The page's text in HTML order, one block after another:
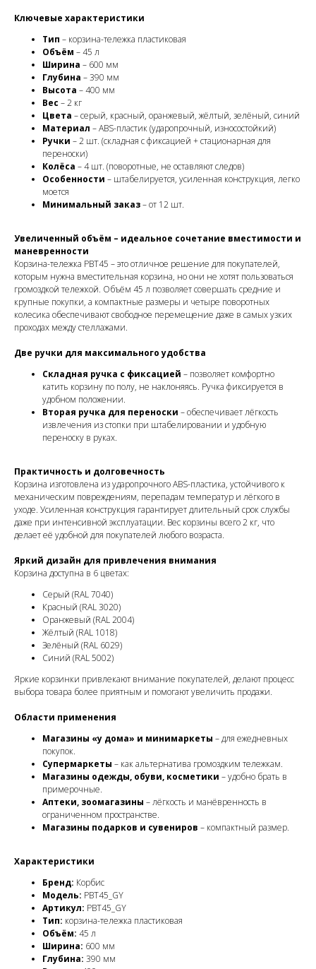
Ключевые характеристики
Тип – корзина-тележка пластиковая
Объём – 45 л
Ширина – 600 мм
Глубина – 390 мм
Высота – 400 мм
Вес – 2 кг
Цвета – серый, красный, оранжевый, жёлтый, зелёный, синий
Материал – ABS-пластик (ударопрочный, износостойкий)
Ручки – 2 шт. (складная с фиксацией + стационарная для
переноски)
Колёса – 4 шт. (поворотные, не оставляют следов)
Особенности – штабелируется, усиленная конструкция, легко
моется
Минимальный заказ– от 12 шт.
Увеличенный объём – идеальное сочетание вместимости и
маневренности
Корзина-тележка PBT45 – это отличное решение для покупателей,
которым нужна вместительная корзина, но они не хотят пользоваться
громоздкой тележкой. Объём 45 л позволяет совершать средние и
крупные покупки, а компактные размеры и четыре поворотных
колесика обеспечивают свободное перемещение даже в самых узких
проходах между стеллажами.
Две ручки для максимального удобства
Складная ручка с фиксацией – позволяет комфортно
катить корзину по полу, не наклоняясь. Ручка фиксируется в
удобном положении.
Вторая ручка для переноски – обеспечивает лёгкость
извлечения из стопки при штабелировании и удобную
переноску в руках.
Практичность и долговечность
Корзина изготовлена из ударопрочного ABS-пластика, устойчивого к
механическим повреждениям, перепадам температур и лёгкого в
уходе. Усиленная конструкция гарантирует длительный срок службы
даже при интенсивной эксплуатации. Вес корзины всего 2 кг, что
делает её удобной для покупателей любого возраста.
Яркий дизайн для привлечения внимания
Корзина доступна в 6 цветах:
Серый (RAL 7040)
Красный (RAL 3020)
Оранжевый (RAL 2004)
Жёлтый (RAL 1018)
Зелёный (RAL 6029)
Синий (RAL 5002)
Яркие корзинки привлекают внимание покупателей, делают процесс
выбора товара более приятным и помогают увеличить продажи.
Области применения
Магазины «у дома» и минимаркеты – для ежедневных
покупок.
Супермаркеты – как альтернатива громоздким тележкам.
Магазины одежды, обуви, косметики – удобно брать в
примерочные.
Аптеки, зоомагазины – лёгкость и манёвренность в
ограниченном пространстве.
Магазины подарков и сувениров – компактный размер.
Характеристики
Бренд: Корбис
Модель: PBT45_GY
Артикул: PBT45_GY
Тип: корзина-тележка пластиковая
Объём: 45 л
Ширина: 600 мм
Глубина: 390 мм